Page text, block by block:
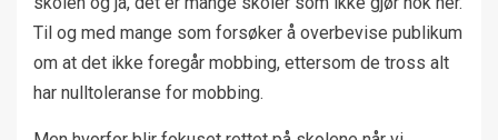
Til og med mange som forsøker å overbevise publikum
om at det ikke foregår mobbing, ettersom de tross alt
har nulltoleranse for mobbing.